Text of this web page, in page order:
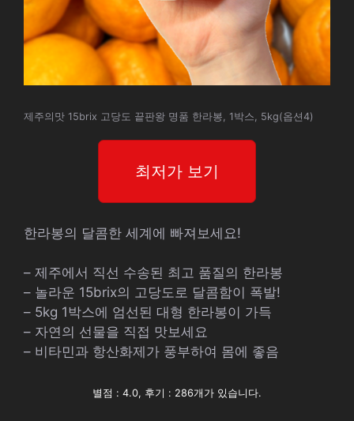
제주의맛 15brix 고당도 끝판왕 명품 한라봉, 1박스, 5kg(옵션4)
최저가 보기
한라봉의 달콤한 세계에 빠져보세요!
– 제주에서 직선 수송된 최고 품질의 한라봉
– 놀라운 15brix의 고당도로 달콤함이 폭발!
– 5kg 1박스에 엄선된 대형 한라봉이 가득
– 자연의 선물을 직접 맛보세요
– 비타민과 항산화제가 풍부하여 몸에 좋음
별점 : 4.0, 후기 : 286개가 있습니다.